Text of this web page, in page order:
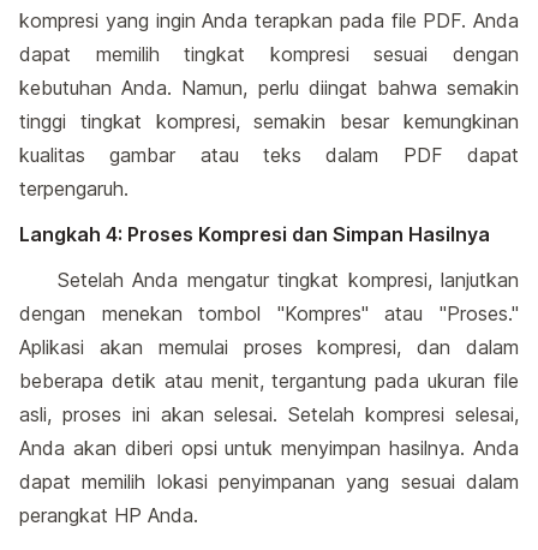
kompresi yang ingin Anda terapkan pada file PDF. Anda
dapat memilih tingkat kompresi sesuai dengan
kebutuhan Anda. Namun, perlu diingat bahwa semakin
tinggi tingkat kompresi, semakin besar kemungkinan
kualitas gambar atau teks dalam PDF dapat
terpengaruh.
Langkah 4: Proses Kompresi dan Simpan Hasilnya
Setelah Anda mengatur tingkat kompresi, lanjutkan
dengan menekan tombol "Kompres" atau "Proses."
Aplikasi akan memulai proses kompresi, dan dalam
beberapa detik atau menit, tergantung pada ukuran file
asli, proses ini akan selesai. Setelah kompresi selesai,
Anda akan diberi opsi untuk menyimpan hasilnya. Anda
dapat memilih lokasi penyimpanan yang sesuai dalam
perangkat HP Anda.